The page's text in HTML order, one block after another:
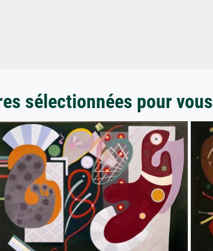
sélectionnées pour vous